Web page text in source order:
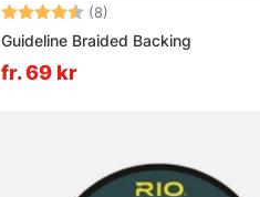
Betyg: (8)
Guideline Braided Backing
fr. 69 kr